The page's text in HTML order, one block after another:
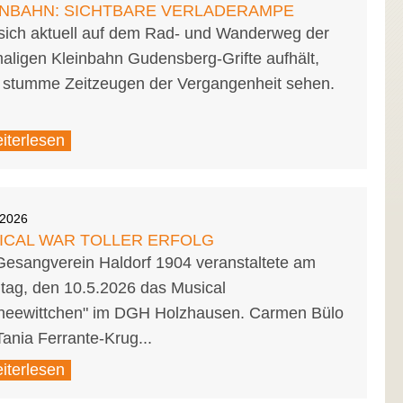
SICHTBARE VERLADERAMPE
aktuell auf dem Rad- und Wanderweg der
Kleinbahn Gudensberg-Grifte aufhält,
Zeitzeugen der Vergangenheit sehen.
WAR TOLLER ERFOLG
Haldorf 1904 veranstaltete am
den 10.5.2026 das Musical
im DGH Holzhausen. Carmen Bülo
Ferrante-Krug...